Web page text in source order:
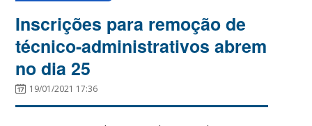
Inscrições para remoção de
técnico-administrativos abrem
no dia 25
19/01/2021 17:36